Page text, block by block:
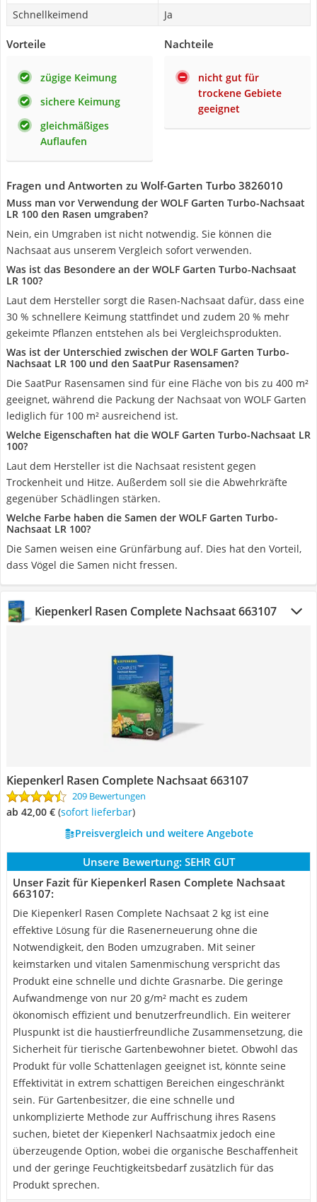
Schnellkeimend
Ja
Vorteile
zügige Keimung
sichere Keimung
gleichmäßiges
Auflaufen
Nachteile
nicht gut für
trockene Gebiete
geeignet
Fragen und Antworten zu Wolf-Garten Turbo 3826010
Muss man vor Verwendung der WOLF Garten Turbo-Nachsaat
LR 100 den Rasen umgraben?
Nein, ein Umgraben ist nicht notwendig. Sie können die
Nachsaat aus unserem Vergleich sofort verwenden.
Was ist das Besondere an der WOLF Garten Turbo-Nachsaat
LR 100?
Laut dem Hersteller sorgt die Rasen-Nachsaat dafür, dass eine
30 % schnellere Keimung stattfindet und zudem 20 % mehr
gekeimte Pflanzen entstehen als bei Vergleichsprodukten.
Was ist der Unterschied zwischen der WOLF Garten Turbo-
Nachsaat LR 100 und den SaatPur Rasensamen?
Die SaatPur Rasensamen sind für eine Fläche von bis zu 400 m²
geeignet, während die Packung der Nachsaat von WOLF Garten
lediglich für 100 m² ausreichend ist.
Welche Eigenschaften hat die WOLF Garten Turbo-Nachsaat LR
100?
Laut dem Hersteller ist die Nachsaat resistent gegen
Trockenheit und Hitze. Außerdem soll sie die Abwehrkräfte
gegenüber Schädlingen stärken.
Welche Farbe haben die Samen der WOLF Garten Turbo-
Nachsaat LR 100?
Die Samen weisen eine Grünfärbung auf. Dies hat den Vorteil,
dass Vögel die Samen nicht fressen.
Kiepenkerl Rasen Complete Nachsaat 663107
Kiepenkerl Rasen Complete Nachsaat 663107
209 Bewertungen
ab 42,00 € ( Sofort lieferbar)
Preisvergleich und weitere Angebote
Unsere Bewertung: SEHR GUT
Unser Fazit für Kiepenkerl Rasen Complete Nachsaat
663107:
Die Kiepenkerl Rasen Complete Nachsaat 2 kg ist eine
effektive Lösung für die Rasenerneuerung ohne die
Notwendigkeit, den Boden umzugraben. Mit seiner
keimstarken und vitalen Samenmischung verspricht das
Produkt eine schnelle und dichte Grasnarbe. Die geringe
Aufwandmenge von nur 20 g/m² macht es zudem
ökonomisch effizient und benutzerfreundlich. Ein weiterer
Pluspunkt ist die haustierfreundliche Zusammensetzung, die
Sicherheit für tierische Gartenbewohner bietet. Obwohl das
Produkt für volle Schattenlagen geeignet ist, könnte seine
Effektivität in extrem schattigen Bereichen eingeschränkt
sein. Für Gartenbesitzer, die eine schnelle und
unkomplizierte Methode zur Auffrischung ihres Rasens
suchen, bietet der Kiepenkerl Nachsaatmix jedoch eine
überzeugende Option, wobei die organische Beschaffenheit
und der geringe Feuchtigkeitsbedarf zusätzlich für das
Produkt sprechen.